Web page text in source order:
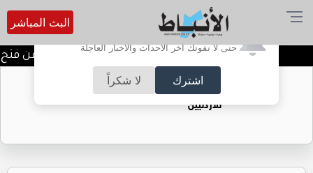
أترغب في تفعيل الإشعارات؟
حتى لا تفوتك آخر الأحداث والأخبار العاجلة
اشترك لا شكراً
البث المباشر
المستقلة للانتخاب تعلن عن فتح
حقل الريشة حين يتحول الغاز إلى فرص عمل
للأردنيين